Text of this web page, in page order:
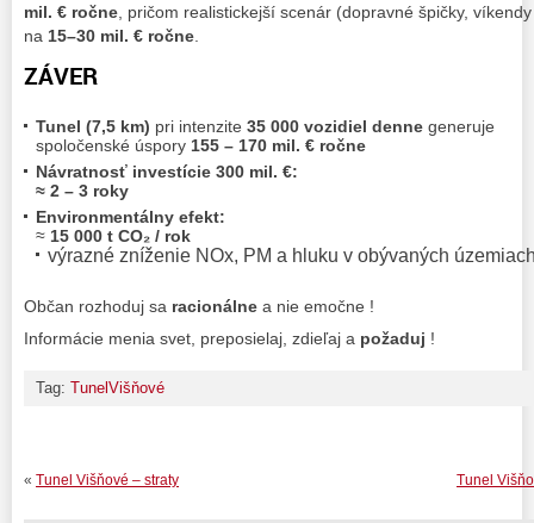
mil. € ročne, pričom realistickejší scenár (dopravné špičky,
na 15–30 mil. € ročne.
ZÁVER
Tunel (7,5 km) pri intenzite 35 000 vozidiel denne generuje
spoločenské úspory 155 – 170 mil. € ročne
Návratnosť investície 300 mil. €:
≈ 2 – 3 roky
Environmentálny efekt:
≈ 15 000 t CO₂ / rok
výrazné zníženie NOx, PM a hluku v obývaných
Občan rozhoduj sa racionálne a nie emočne !
Informácie menia svet, preposielaj, zdieľaj a požaduj !
Tag: TunelVišňové
Tunel
« Tunel Višňové – straty